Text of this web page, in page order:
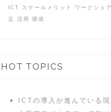
ICT スケールメリット ワークシェ
足
活用 環境
HOT TOPICS
ICTの導入が進んでいる現